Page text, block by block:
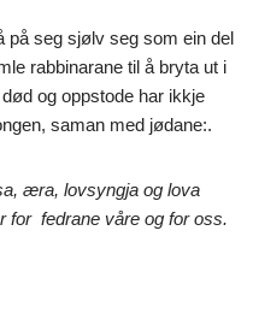
på seg sjølv seg som ein del
rabbinarane til å bryta ut i
og oppstode har ikkje
saman med jødane:.
æra, lovsyngja og lova
for fedrane våre og for oss.